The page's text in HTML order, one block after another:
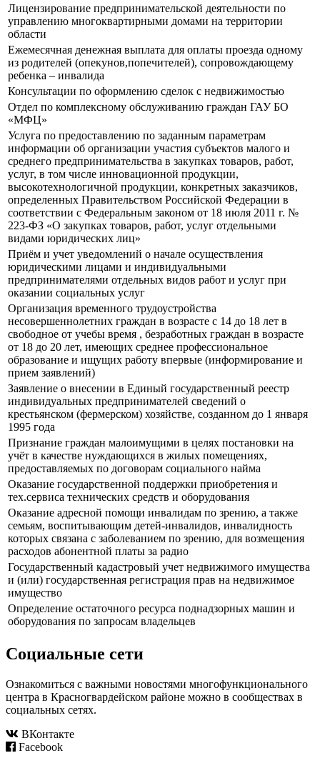
Лицензирование предпринимательской деятельности по
управлению многоквартирными домами на территории
области
Ежемесячная денежная выплата для оплаты проезда одному
из родителей (опекунов,попечителей), сопровождающему
ребенка – инвалида
Консультации по оформлению сделок с недвижимостью
Отдел по комплексному обслуживанию граждан ГАУ БО
«МФЦ»
Услуга по предоставлению по заданным параметрам
информации об организации участия субъектов малого и
среднего предпринимательства в закупках товаров, работ,
услуг, в том числе инновационной продукции,
высокотехнологичной продукции, конкретных заказчиков,
определенных Правительством Российской Федерации в
соответствии с Федеральным законом от 18 июля 2011 г. №
223-ФЗ «О закупках товаров, работ, услуг отдельными
видами юридических лиц»
Приём и учет уведомлений о начале осуществления
юридическими лицами и индивидуальными
предпринимателями отдельных видов работ и услуг при
оказании социальных услуг
Организация временного трудоустройства
несовершеннолетних граждан в возрасте с 14 до 18 лет в
свободное от учебы время , безработных граждан в возрасте
от 18 до 20 лет, имеющих среднее профессиональное
образование и ищущих работу впервые (информирование и
прием заявлений)
Заявление о внесении в Единый государственный реестр
индивидуальных предпринимателей сведений о
крестьянском (фермерском) хозяйстве, созданном до 1 января
1995 года
Признание граждан малоимущими в целях постановки на
учёт в качестве нуждающихся в жилых помещениях,
предоставляемых по договорам социального найма
Оказание государственной поддержки приобретения и
тех.сервиса технических средств и оборудования
Оказание адресной помощи инвалидам по зрению, а также
семьям, воспитывающим детей-инвалидов, инвалидность
которых связана с заболеванием по зрению, для возмещения
расходов абонентной платы за радио
Государственный кадастровый учет недвижимого имущества
и (или) государственная регистрация прав на недвижимое
имущество
Определение остаточного ресурса поднадзорных машин и
оборудования по запросам владельцев
Социальные сети
Ознакомиться с важными новостями многофункционального
центра в Красногвардейском районе можно в сообществах в
социальных сетях.
ВКонтакте
Facebook